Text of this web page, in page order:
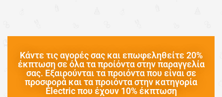
Κάντε τις αγορές σας και επωφεληθείτε 20%
έκπτωση σε όλα τα προίόντα στην παραγγελία
σας. Εξαιρούνται τα προιόντα που είναι σε
προσφορά και τα προιόντα στην κατηγορία
Electric που έχουν 10% έκπτωση